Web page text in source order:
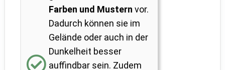
Farben und Mustern vor.
Dadurch können sie im
Gelände oder auch in der
Dunkelheit besser
auffindbar sein. Zudem